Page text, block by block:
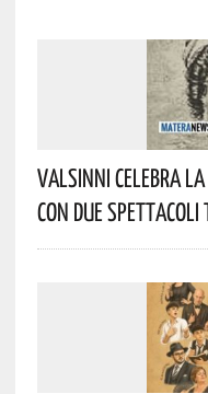
Valsinni Celebra
Con Due Spettacoli